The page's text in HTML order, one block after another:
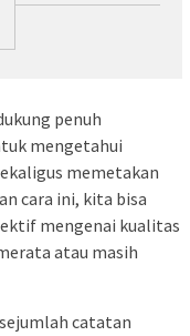
penuh
mengetahui
memetakan
cara ini, kita bisa
mengenai kualitas
atau masih
catatan